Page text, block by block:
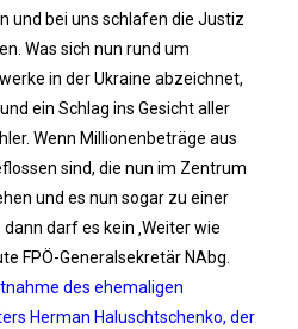
und bei uns schlafen die Justiz
Was sich nun rund um
in der Ukraine abzeichnet,
ein Schlag ins Gesicht aller
Wenn Millionenbeträge aus
sind, die nun im Zentrum
und es nun sogar zu einer
darf es kein ‚Weiter wie
FPÖ-Generalsekretär NAbg.
des ehemaligen
Herman Haluschtschenko, der